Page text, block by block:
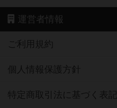
運営者情報
ご利用規約
個人情報保護方針
特定商取引法に基づく表記